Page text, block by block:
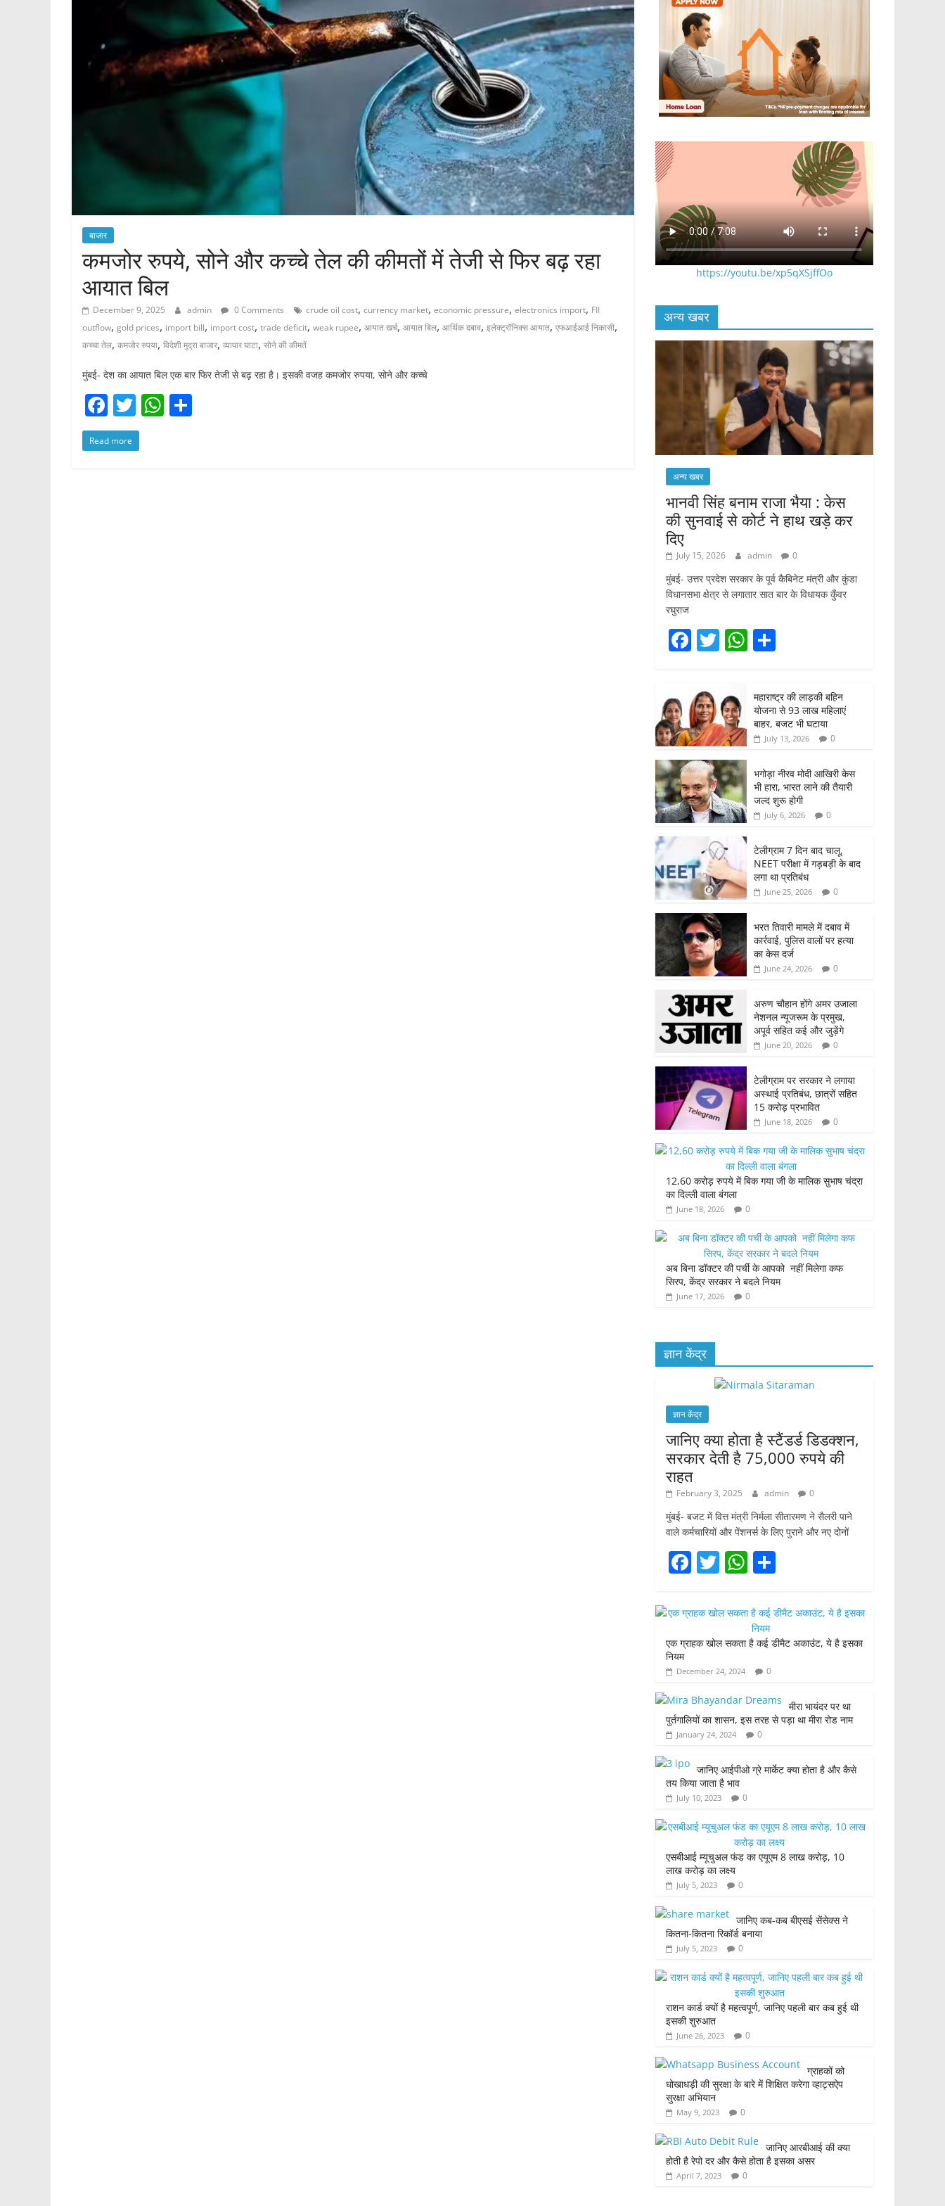
बाजार
कमजोर रुपये, सोने और कच्चे तेल की कीमतों में तेजी से फिर बढ़ रहा
आयात बिल
December 9, 2025 admin 0 Comments crude oil cost, currency market, economic pressure, electronics import, FII
outflow, gold prices, import bill, import cost, trade deficit, weak rupee, आयात खर्च, आयात बिल, आर्थिक दबाव, इलेक्ट्रॉनिक्स आयात, एफआईआई निकासी,
कच्चा तेल, कमजोर रुपया, विदेशी मुद्रा बाजार, व्यापार घाटा, सोने की कीमतें
मुंबई- देश का आयात बिल एक बार फिर तेजी से बढ़ रहा है। इसकी वजह कमजोर रुपया, सोने और कच्चे
F
a
c
T
w
itt
W
Read more
https://youtu.be/xp5qXSjffOo
अन्य खबर
अन्य खबर
भानवी सिंह बनाम राजा भैया : केस
की सुनवाई से कोर्ट ने हाथ खड़े कर
दिए
July 15, 2026 admin 0
मुंबई- उत्तर प्रदेश सरकार के पूर्व कैबिनेट मंत्री और कुंडा
विधानसभा क्षेत्र से लगातार सात बार के विधायक कुँवर
रघुराज
F
c
e
b
o
o
k
T
er
W
s
A
p
p
ar
e
महाराष्ट्र की लाड़की बहिन
योजना से 93 लाख महिलाएं
बाहर, बजट भी घटाया
July 13, 2026 0
भगोड़ा नीरव मोदी आखिरी केस
भी हारा, भारत लाने की तैयारी
जल्द शुरू होगी
July 6, 2026 0
टेलीग्राम 7 दिन बाद चालू,
NEET परीक्षा में गड़बड़ी के बाद
लगा था प्रतिबंध
June 25, 2026 0
भरत तिवारी मामले में दबाव में
कार्रवाई, पुलिस वालों पर हत्या
का केस दर्ज
June 24, 2026 0
अरुण चौहान होंगे अमर उजाला
नेशनल न्यूजरूम के प्रमुख,
अपूर्व सहित कई और जुड़ेंगे
June 20, 2026 0
टेलीग्राम पर सरकार ने लगाया
अस्थाई प्रतिबंध, छात्रों सहित
15 करोड़ प्रभावित
June 18, 2026 0
12,60 करोड़ रुपये में बिक गया जी के मालिक सुभाष चंद्रा
का दिल्ली वाला बंगला
June 18, 2026 0
अब बिना डॉक्टर की पर्ची के आपको नहीं मिलेगा कफ
सिरप, केंद्र सरकार ने बदले नियम
June 17, 2026 0
ज्ञान केंद्र
ज्ञान केंद्र
जानिए क्या होता है स्टैंडर्ड डिडक्शन,
सरकार देती है 75,000 रुपये की
राहत
February 3, 2025 admin 0
मुंबई- बजट में वित्त मंत्री निर्मला सीतारमण ने सैलरी पाने
वाले कर्मचारियों और पेंशनर्स के लिए पुराने और नए दोनों
F
c
b
o
o
k
T
itt
W
at
s
A
p
p
ar
e
एक ग्राहक खोल सकता है कई डीमैट अकाउंट, ये है इसका
नियम
December 24, 2024 0
मीरा भायंदर पर था
पुर्तगालियों का शासन, इस तरह से पड़ा था मीरा रोड नाम
January 24, 2024 0
जानिए आईपीओ ग्रे मार्केट क्या होता है और कैसे
तय किया जाता है भाव
July 10, 2023 0
एसबीआई म्यूचुअल फंड का एयूएम 8 लाख करोड़, 10
लाख करोड़ का लक्ष्य
July 5, 2023 0
जानिए कब-कब बीएसई सेंसेक्स ने
कितना-कितना रिकॉर्ड बनाया
July 5, 2023 0
राशन कार्ड क्यों है महत्वपूर्ण, जानिए पहली बार कब हुई थी
इसकी शुरुआत
June 26, 2023 0
ग्राहकों को
धोखाधड़ी की सुरक्षा के बारे में शिक्षित करेगा व्हाट्सऐप
सुरक्षा अभियान
May 9, 2023 0
जानिए आरबीआई की क्या
होती है रेपो दर और कैसे होता है इसका असर
April 7, 2023 0